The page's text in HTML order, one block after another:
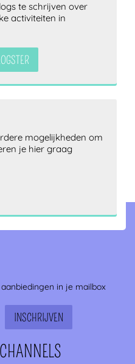
te schrijven over
activiteiten in
mogelijkheden om
je hier graag
in je mailbox